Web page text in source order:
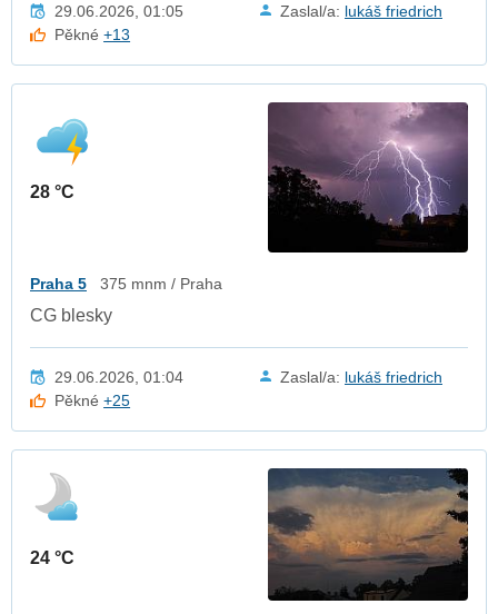
29.06.2026, 01:05 Zaslal/a: lukáš friedrich
Pěkné+13
28 °C
Praha 5 375 mnm / Praha
CG blesky
29.06.2026, 01:04 Zaslal/a: lukáš friedrich
Pěkné+25
24 °C